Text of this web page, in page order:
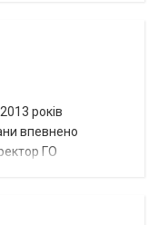
років
впевнено
ГО